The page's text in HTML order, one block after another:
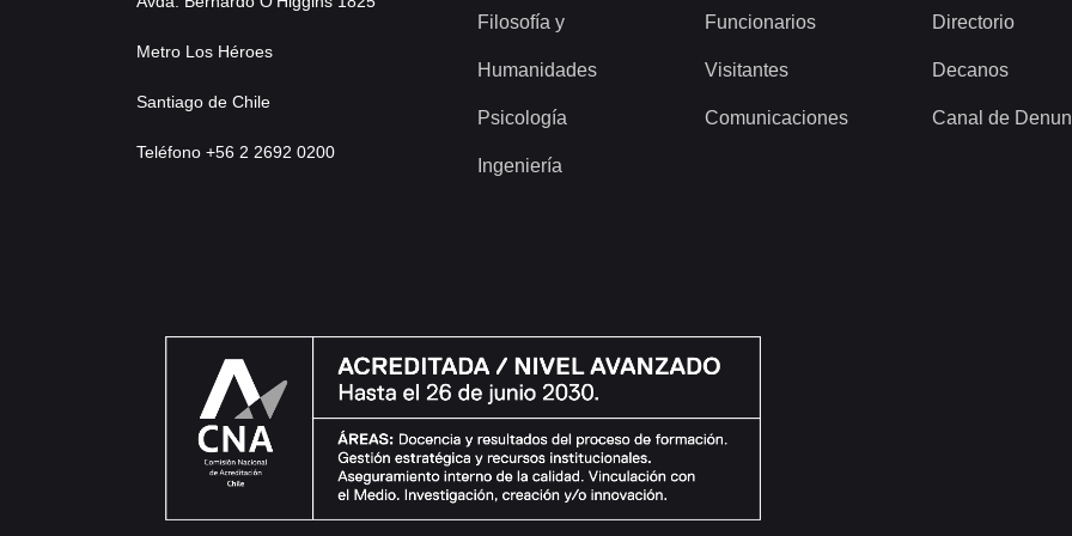
Metro Los Héroes
Santiago de Chile
Teléfono +56 2 2692 0200
Filosofía y
Humanidades
Psicología
Ingeniería
Funcionarios
Visitantes
Comunicaciones
Directorio
Decanos
Canal de